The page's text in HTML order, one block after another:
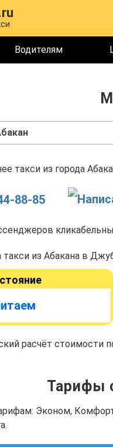
Водителям
такси из города
88-85
из Абакана в
расчёт стоимости
Тарифы
Эконом,